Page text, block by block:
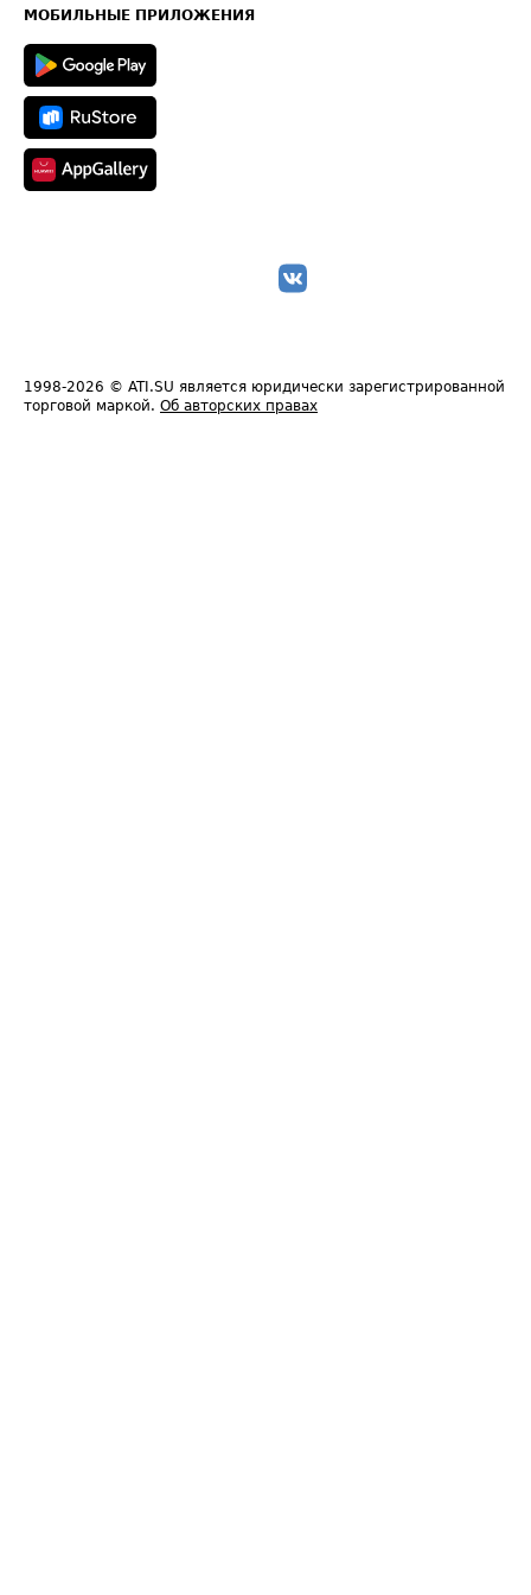
Техническая информация
МОБИЛЬНЫЕ ПРИЛОЖЕНИЯ
1998-2026 © ATI.SU является юридически зарегистрированной
торговой маркой. Об авторских правах